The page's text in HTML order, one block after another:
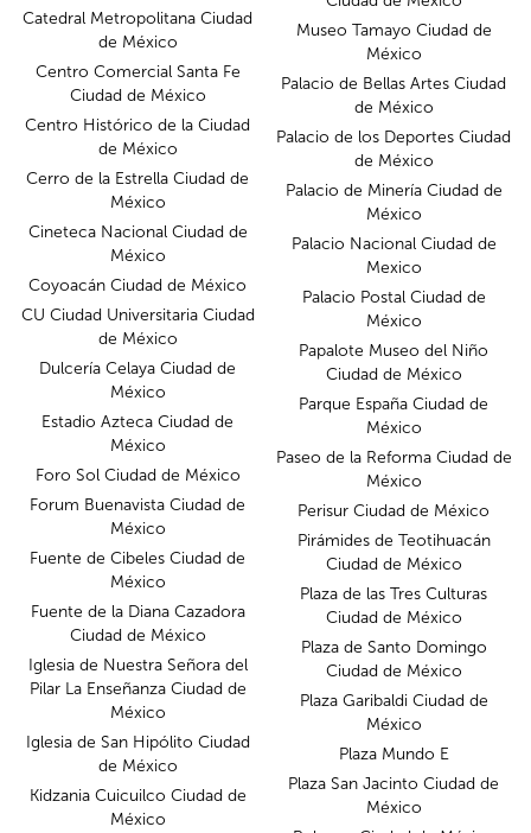
Catedral Metropolitana Ciudad
de México
Centro Comercial Santa Fe
Ciudad de México
Centro Histórico de la Ciudad
de México
Cerro de la Estrella Ciudad de
México
Cineteca Nacional Ciudad de
México
Coyoacán Ciudad de México
CU Ciudad Universitaria Ciudad
de México
Dulcería Celaya Ciudad de
México
Estadio Azteca Ciudad de
México
Foro Sol Ciudad de México
Forum Buenavista Ciudad de
México
Fuente de Cibeles Ciudad de
México
Fuente de la Diana Cazadora
Ciudad de México
Iglesia de Nuestra Señora del
Pilar La Enseñanza Ciudad de
México
Iglesia de San Hipólito Ciudad
de México
Kidzania Cuicuilco Ciudad de
México
Museo Tamayo Ciudad de
México
Palacio de Bellas Artes Ciudad
de México
Palacio de los Deportes Ciudad
de México
Palacio de Minería Ciudad de
México
Palacio Nacional Ciudad de
Mexico
Palacio Postal Ciudad de
México
Papalote Museo del Niño
Ciudad de México
Parque España Ciudad de
México
Paseo de la Reforma Ciudad de
México
Perisur Ciudad de México
Pirámides de Teotihuacán
Ciudad de México
Plaza de las Tres Culturas
Ciudad de México
Plaza de Santo Domingo
Ciudad de México
Plaza Garibaldi Ciudad de
México
Plaza Mundo E
Plaza San Jacinto Ciudad de
México